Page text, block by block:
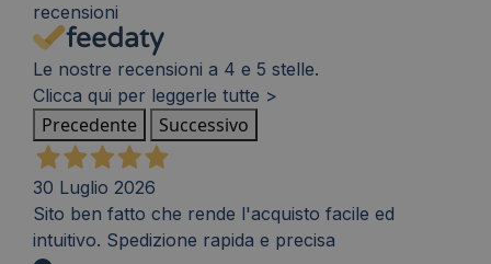
recensioni
Le nostre recensioni a 4 e 5 stelle.
Clicca qui per leggerle tutte >
Precedente Successivo
30 Luglio 2026
Sito ben fatto che rende l'acquisto facile ed
intuitivo. Spedizione rapida e precisa